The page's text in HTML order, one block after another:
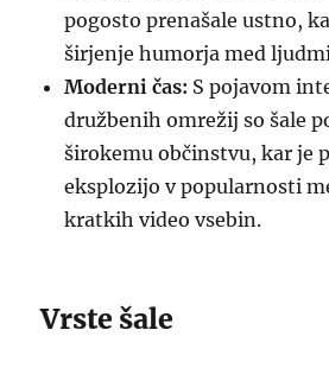
pogosto prenašale ustno,
širjenje humorja med
Moderni čas: S pojavom
družbenih omrežij so šale
širokemu občinstvu, kar je
eksplozijo v popularnosti
kratkih video vsebin.
Vrste šale